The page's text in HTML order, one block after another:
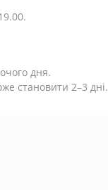
дня.
становити 2–3 дні.